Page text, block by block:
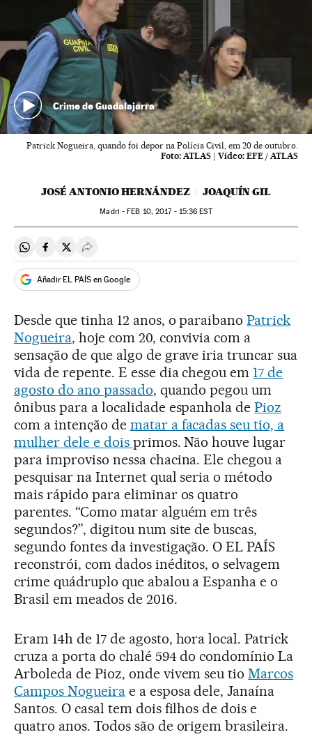
Crime de Guadalajarra
Patrick Nogueira, quando foi depor na Polícia Civil, em 20 de outubro.
Foto: ATLAS | Vídeo: EFE / ATLAS
JOSÉ ANTONIO HERNÁNDEZ JOAQUÍN GIL
Madri -FEB 10, 2017 - 15:36 EST
Compartir en Whatsapp
Compartir en Facebook
Compartir en Twitter
Desplegar Redes Sociales
Añadir EL PAÍS en Google
Desde que tinha 12 anos, o paraibanoPatrick
Nogueira, hoje com 20, convivia com a
sensação de que algo de grave iria truncar sua
vida de repente. E esse dia chegou em 17 de
agosto do ano passado, quando pegou um
ônibus para a localidade espanhola dePioz
com a intenção de matar a facadas seu tio, a
mulher dele e dois primos. Não houve lugar
para improviso nessa chacina. Ele chegou a
pesquisar na Internet qual seria o método
mais rápido para eliminar os quatro
parentes. “Como matar alguém em três
segundos?”, digitou num site de buscas,
segundo fontes da investigação. O EL PAÍS
reconstrói, com dados inéditos, o selvagem
crime quádruplo que abalou a Espanha e o
Brasil em meados de 2016.
Eram 14h de 17 de agosto, hora local. Patrick
cruza a porta do chalé 594 do condomínio La
Arboleda de Pioz, onde vivem seu tioMarcos
Campos Nogueirae a esposa dele, Janaína
Santos. O casal tem dois filhos de dois e
quatro anos. Todos são de origem brasileira.